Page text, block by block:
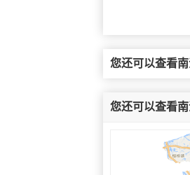
您还可以查看南
您还可以查看南